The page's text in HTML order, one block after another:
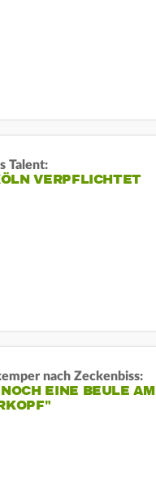
Talent:
VERPFLICHTET
nach Zeckenbiss:
EINE BEULE AM